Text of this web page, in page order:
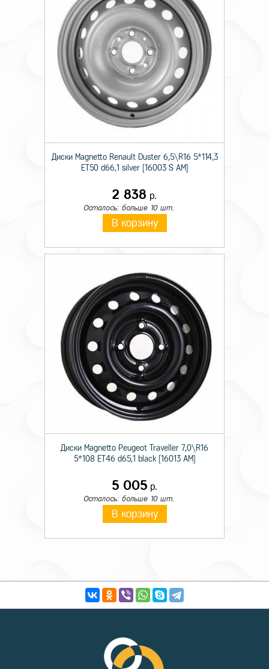
Диски Magnetto Renault Duster 6,5\R16 5*114,3
ET50 d66,1 silver [16003 S AM]
2 838 р.
Осталось: больше 10 шт.
В корзину
Диски Magnetto Peugeot Traveller 7,0\R16
5*108 ET46 d65,1 black [16013 AM]
5 005 р.
Осталось: больше 10 шт.
В корзину